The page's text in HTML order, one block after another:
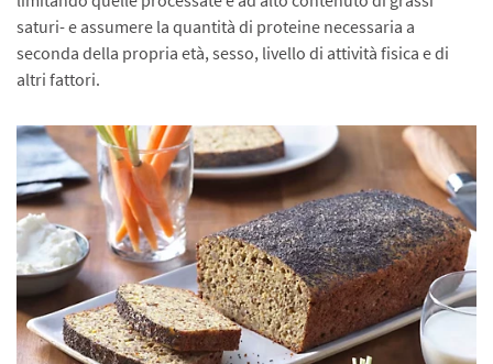
saturi- e assumere la quantità di proteine necessaria a
seconda della propria età, sesso, livello di attività fisica e di
altri fattori.